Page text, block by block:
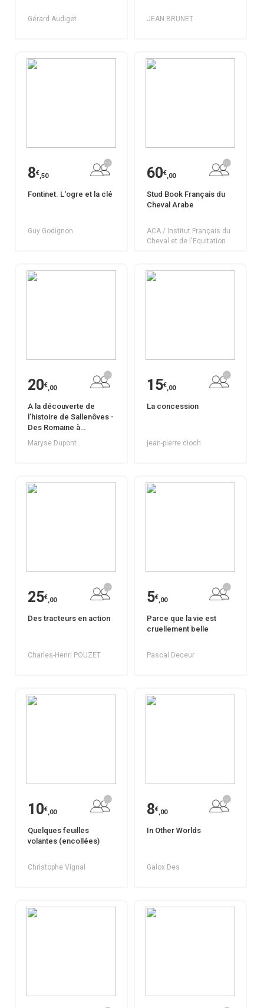
Gérard Audiget JEAN BRUNET
8€,50
Fontinet. L'ogre et la clé
Guy Godignon
60€,00
Stud Book Français du
Cheval Arabe
ACA / Institut Français du
Cheval et de l'Equitation
20€,00
A la découverte de
l'histoire de Sallenôves -
Des Romaine à
l'Annexion
Maryse Dupont
15€,00
La concession
jean-pierre cioch
25€,00
Des tracteurs en action
Charles-Henri POUZET
5€,00
Parce que la vie est
cruellement belle
Pascal Deceur
10€,00
Quelques feuilles
volantes (encollées)
Christophe Vignal
8€,00
In Other Worlds
Galox Des